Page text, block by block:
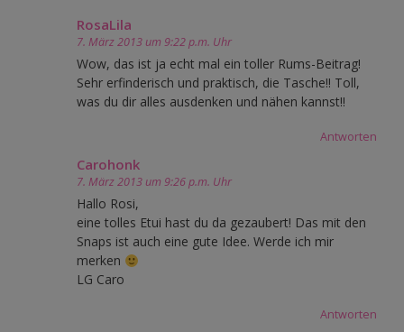
RosaLila
7. März 2013 um 9:22 p.m. Uhr
Wow, das ist ja echt mal ein toller Rums-Beitrag!
Sehr erfinderisch und praktisch, die Tasche!! Toll,
was du dir alles ausdenken und nähen kannst!!
Antworten
Carohonk
7. März 2013 um 9:26 p.m. Uhr
Hallo Rosi,
eine tolles Etui hast du da gezaubert! Das mit den
Snaps ist auch eine gute Idee. Werde ich mir
merken
LG Caro
Antworten